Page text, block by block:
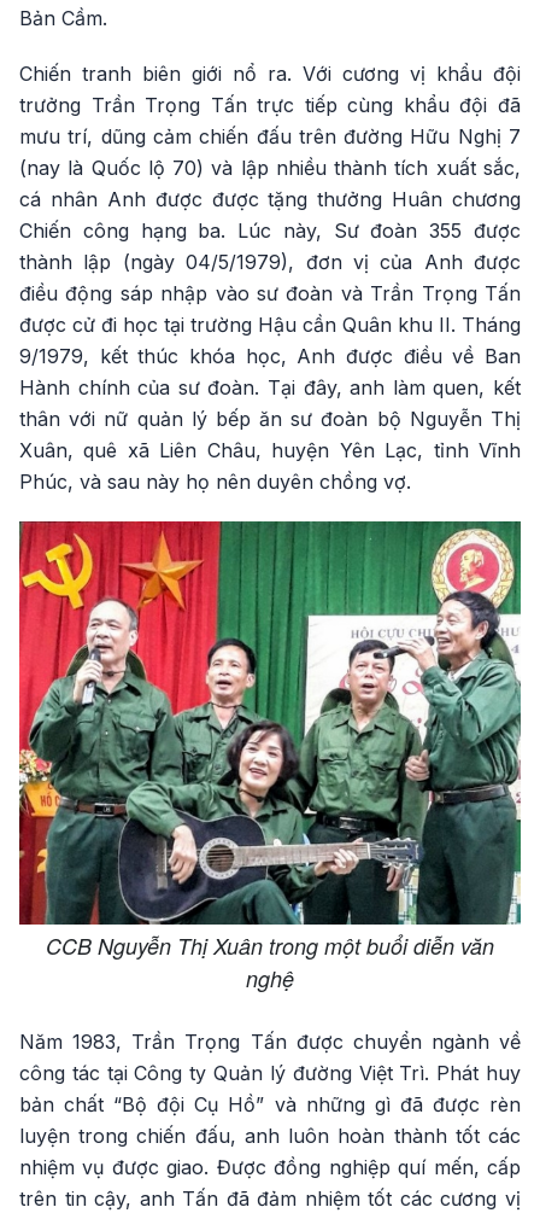
Bản Cầm.
Chiến tranh biên giới nổ ra. Với cương vị khẩu đội
trưởng Trần Trọng Tấn trực tiếp cùng khẩu đội đã
mưu trí, dũng cảm chiến đấu trên đường Hữu Nghị 7
(nay là Quốc lộ 70) và lập nhiều thành tích xuất sắc,
cá nhân Anh được được tặng thưởng Huân chương
Chiến công hạng ba. Lúc này, Sư đoàn 355 được
thành lập (ngày 04/5/1979), đơn vị của Anh được
điều động sáp nhập vào sư đoàn và Trần Trọng Tấn
được cử đi học tại trường Hậu cần Quân khu II. Tháng
9/1979, kết thúc khóa học, Anh được điều về Ban
Hành chính của sư đoàn. Tại đây, anh làm quen, kết
thân với nữ quản lý bếp ăn sư đoàn bộ Nguyễn Thị
Xuân, quê xã Liên Châu, huyện Yên Lạc, tỉnh Vĩnh
Phúc, và sau này họ nên duyên chồng vợ.
CCB Nguyễn Thị Xuân trong một buổi diễn văn
nghệ
Năm 1983, Trần Trọng Tấn được chuyển ngành về
công tác tại Công ty Quản lý đường Việt Trì. Phát huy
bản chất “Bộ đội Cụ Hồ” và những gì đã được rèn
luyện trong chiến đấu, anh luôn hoàn thành tốt các
nhiệm vụ được giao. Được đồng nghiệp quí mến, cấp
trên tin cậy, anh Tấn đã đảm nhiệm tốt các cương vị